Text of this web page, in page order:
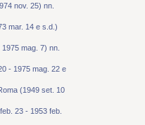
nov. 25) nn.
mar. 14 e s.d.)
mag. 7) nn.
- 1975 mag. 22 e
(1949 set. 10
23 - 1953 feb.